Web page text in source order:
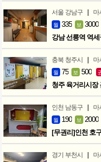
서울 강남구 | 마
월 335 보 3000
강남 선릉역 역
충북 청주시 | 마
월 75 보 500
인천 남동구 | 마
월 190 보 2000
[무권리]인천 호
경기 부천시 | 마